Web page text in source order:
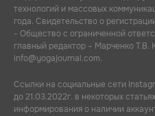
технологий и массовых
года. Свидетельство о
- Общество с ограниченной
главный редактор – Марченко Т.В.
info@yogajournal.com.
Ссылки на социальные сети
до 21.03.2022г. в некоторых
информирования о наличии